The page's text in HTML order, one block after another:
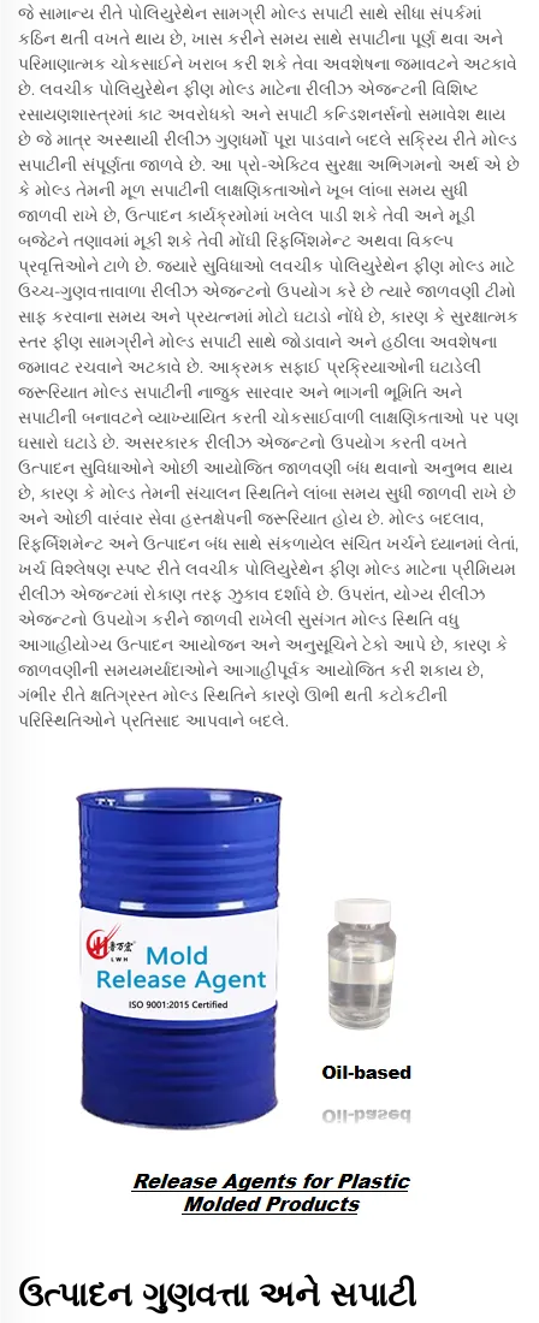
જે સામાન્ય રીતે પોલિયુરેથેન સામગ્રી મોલ્ડ સપાટી સાથે સીધા સંપર્કમાં
કઠિન થતી વખતે થાય છે, ખાસ કરીને સમય સાથે સપાટીના પૂર્ણ થવા અને
પરિમાણાત્મક ચોકસાઈને ખરાબ કરી શકે તેવા અવશેષના જમાવટને અટકાવે
છે. લવચીક પોલિયુરેથેન ફીણ મોલ્ડ માટેના રીલીઝ એજન્ટની વિશિષ્ટ
રસાયણશાસ્ત્રમાં કાટ અવરોધકો અને સપાટી કન્ડિશનર્સનો સમાવેશ થાય
છે જે માત્ર અસ્થાયી રીલીઝ ગુણધર્મો પૂરા પાડવાને બદલે સક્રિય રીતે મોલ્ડ
સપાટીની સંપૂર્ણતા જાળવે છે. આ પ્રો-એક્ટિવ સુરક્ષા અભિગમનો અર્થ એ છે
કે મોલ્ડ તેમની મૂળ સપાટીની લાક્ષણિકતાઓને ખૂબ લાંબા સમય સુધી
જાળવી રાખે છે, ઉત્પાદન કાર્યક્રમોમાં ખલેલ પાડી શકે તેવી અને મૂડી
બજેટને તણાવમાં મૂકી શકે તેવી મોંઘી રિફર્બિશમેન્ટ અથવા વિકલ્પ
પ્રવૃત્તિઓને ટાળે છે. જ્યારે સુવિધાઓ લવચીક પોલિયુરેથેન ફીણ મોલ્ડ માટે
ઉચ્ચ-ગુણવત્તાવાળા રીલીઝ એજન્ટનો ઉપયોગ કરે છે ત્યારે જાળવણી ટીમો
સાફ કરવાના સમય અને પ્રયત્નમાં મોટો ઘટાડો નોંધે છે, કારણ કે સુરક્ષાત્મક
સ્તર ફીણ સામગ્રીને મોલ્ડ સપાટી સાથે જોડાવાને અને હઠીલા અવશેષના
જમાવટ રચવાને અટકાવે છે. આક્રમક સફાઈ પ્રક્રિયાઓની ઘટાડેલી
જરૂરિયાત મોલ્ડ સપાટીની નાજુક સારવાર અને ભાગની ભૂમિતિ અને
સપાટીની બનાવટને વ્યાખ્યાયિત કરતી ચોકસાઈવાળી લાક્ષણિકતાઓ પર પણ
ઘસારો ઘટાડે છે. અસરકારક રીલીઝ એજન્ટનો ઉપયોગ કરતી વખતે
ઉત્પાદન સુવિધાઓને ઓછી આયોજિત જાળવણી બંધ થવાનો અનુભવ થાય
છે, કારણ કે મોલ્ડ તેમની સંચાલન સ્થિતિને લાંબા સમય સુધી જાળવી રાખે છે
અને ઓછી વારંવાર સેવા હસ્તક્ષેપની જરૂરિયાત હોય છે. મોલ્ડ બદલાવ,
રિફર્બિશમેન્ટ અને ઉત્પાદન બંધ સાથે સંકળાયેલ સંચિત ખર્ચને ધ્યાનમાં લેતાં,
ખર્ચ વિશ્લેષણ સ્પષ્ટ રીતે લવચીક પોલિયુરેથેન ફીણ મોલ્ડ માટેના પ્રીમિયમ
રીલીઝ એજન્ટમાં રોકાણ તરફ ઝુકાવ દર્શાવે છે. ઉપરાંત, યોગ્ય રીલીઝ
એજન્ટનો ઉપયોગ કરીને જાળવી રાખેલી સુસંગત મોલ્ડ સ્થિતિ વધુ
આગાહીયોગ્ય ઉત્પાદન આયોજન અને અનુસૂચિને ટેકો આપે છે, કારણ કે
જાળવણીની સમયમર્યાદાઓને આગાહીપૂર્વક આયોજિત કરી શકાય છે,
ગંભીર રીતે ક્ષતિગ્રસ્ત મોલ્ડ સ્થિતિને કારણે ઊભી થતી કટોકટીની
પરિસ્થિતિઓને પ્રતિસાદ આપવાને બદલે.
ઉત્પાદન ગુણવત્તા અને સપાટી